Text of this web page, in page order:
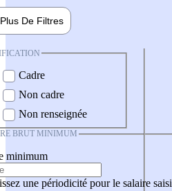
Plus De Filtres
Cadre
Non cadre
Non renseignée
BRUT MINIMUM
minimum
une périodicité pour le salaire saisi